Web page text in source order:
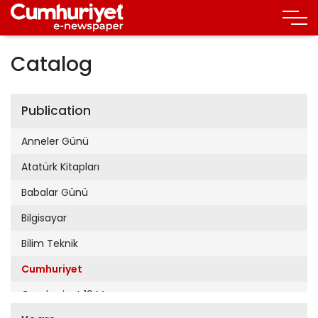
Catalog
Publication
Anneler Günü
Atatürk Kitapları
Babalar Günü
Bilgisayar
Bilim Teknik
Cumhuriyet
Cumhuriyet 19 Mayıs